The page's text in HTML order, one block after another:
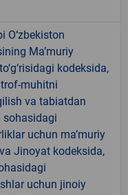
O‘zbekiston
Ma’muriy
kodeksida,
muhitni
va tabiatdan
uchun ma’muriy
Jinoyat kodeksida,
uchun jinoiy